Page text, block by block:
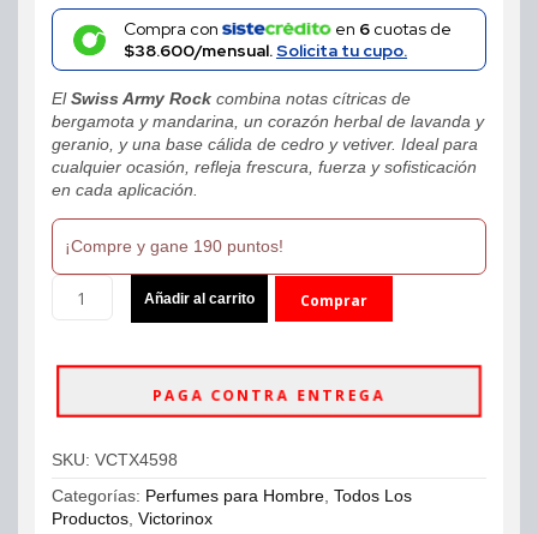
price
was:
$219,990.
price
is:
$189,900.
Compra con en 6cuotas de
$38.600/mensual.Solicita tu cupo.
ElSwiss Army Rock combina notas cítricas de
bergamota y mandarina, un corazón herbal de lavanda y
geranio, y una base cálida de cedro y vetiver. Ideal para
cualquier ocasión, refleja frescura, fuerza y sofisticación
en cada aplicación.
¡Compre y gane 190 puntos!
Swiss
Toilette
Hombre
cantidad
Añadir al carrito Comprar
PAGA CONTRA ENTREGA
SKU: VCTX4598
Categorías: Perfumes para Hombre Todos Los
Productos Victorinox